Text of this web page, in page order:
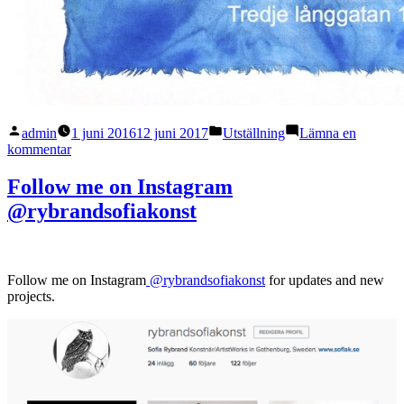
Publicerat
av
admin 1 juni 201612 juni 2017
Publicerat
Utställning
Lämna en
kommentartill
11/6
Tredje
Långgatan
Follow me on Instagram
@rybrandsofiakonst
Follow me on Instagram @rybrandsofiakonst for updates and new
projects.